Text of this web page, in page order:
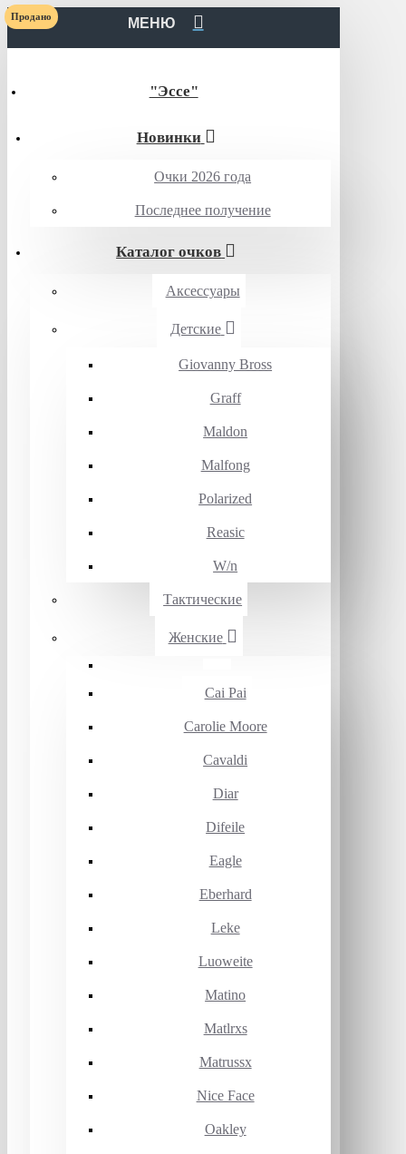
МЕНЮ
"Эссе"
Новинки
Очки 2026 года
Последнее получение
Каталог очков
Аксессуары
Детские
Giovanny Bross
Graff
Maldon
Malfong
Polarized
Reasic
W/n
Тактические
Женские
Cai Pai
Carolie Moore
Cavaldi
Diar
Difeile
Eagle
Eberhard
Leke
Luoweite
Matino
Matlrxs
Matrussx
Nice Face
Oakley
Продано